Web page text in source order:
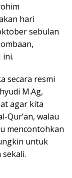
hari
sebulan
ini.
secara resmi
M.Ag,
agar kita
Qur’an, walau
mencontohkan
untuk